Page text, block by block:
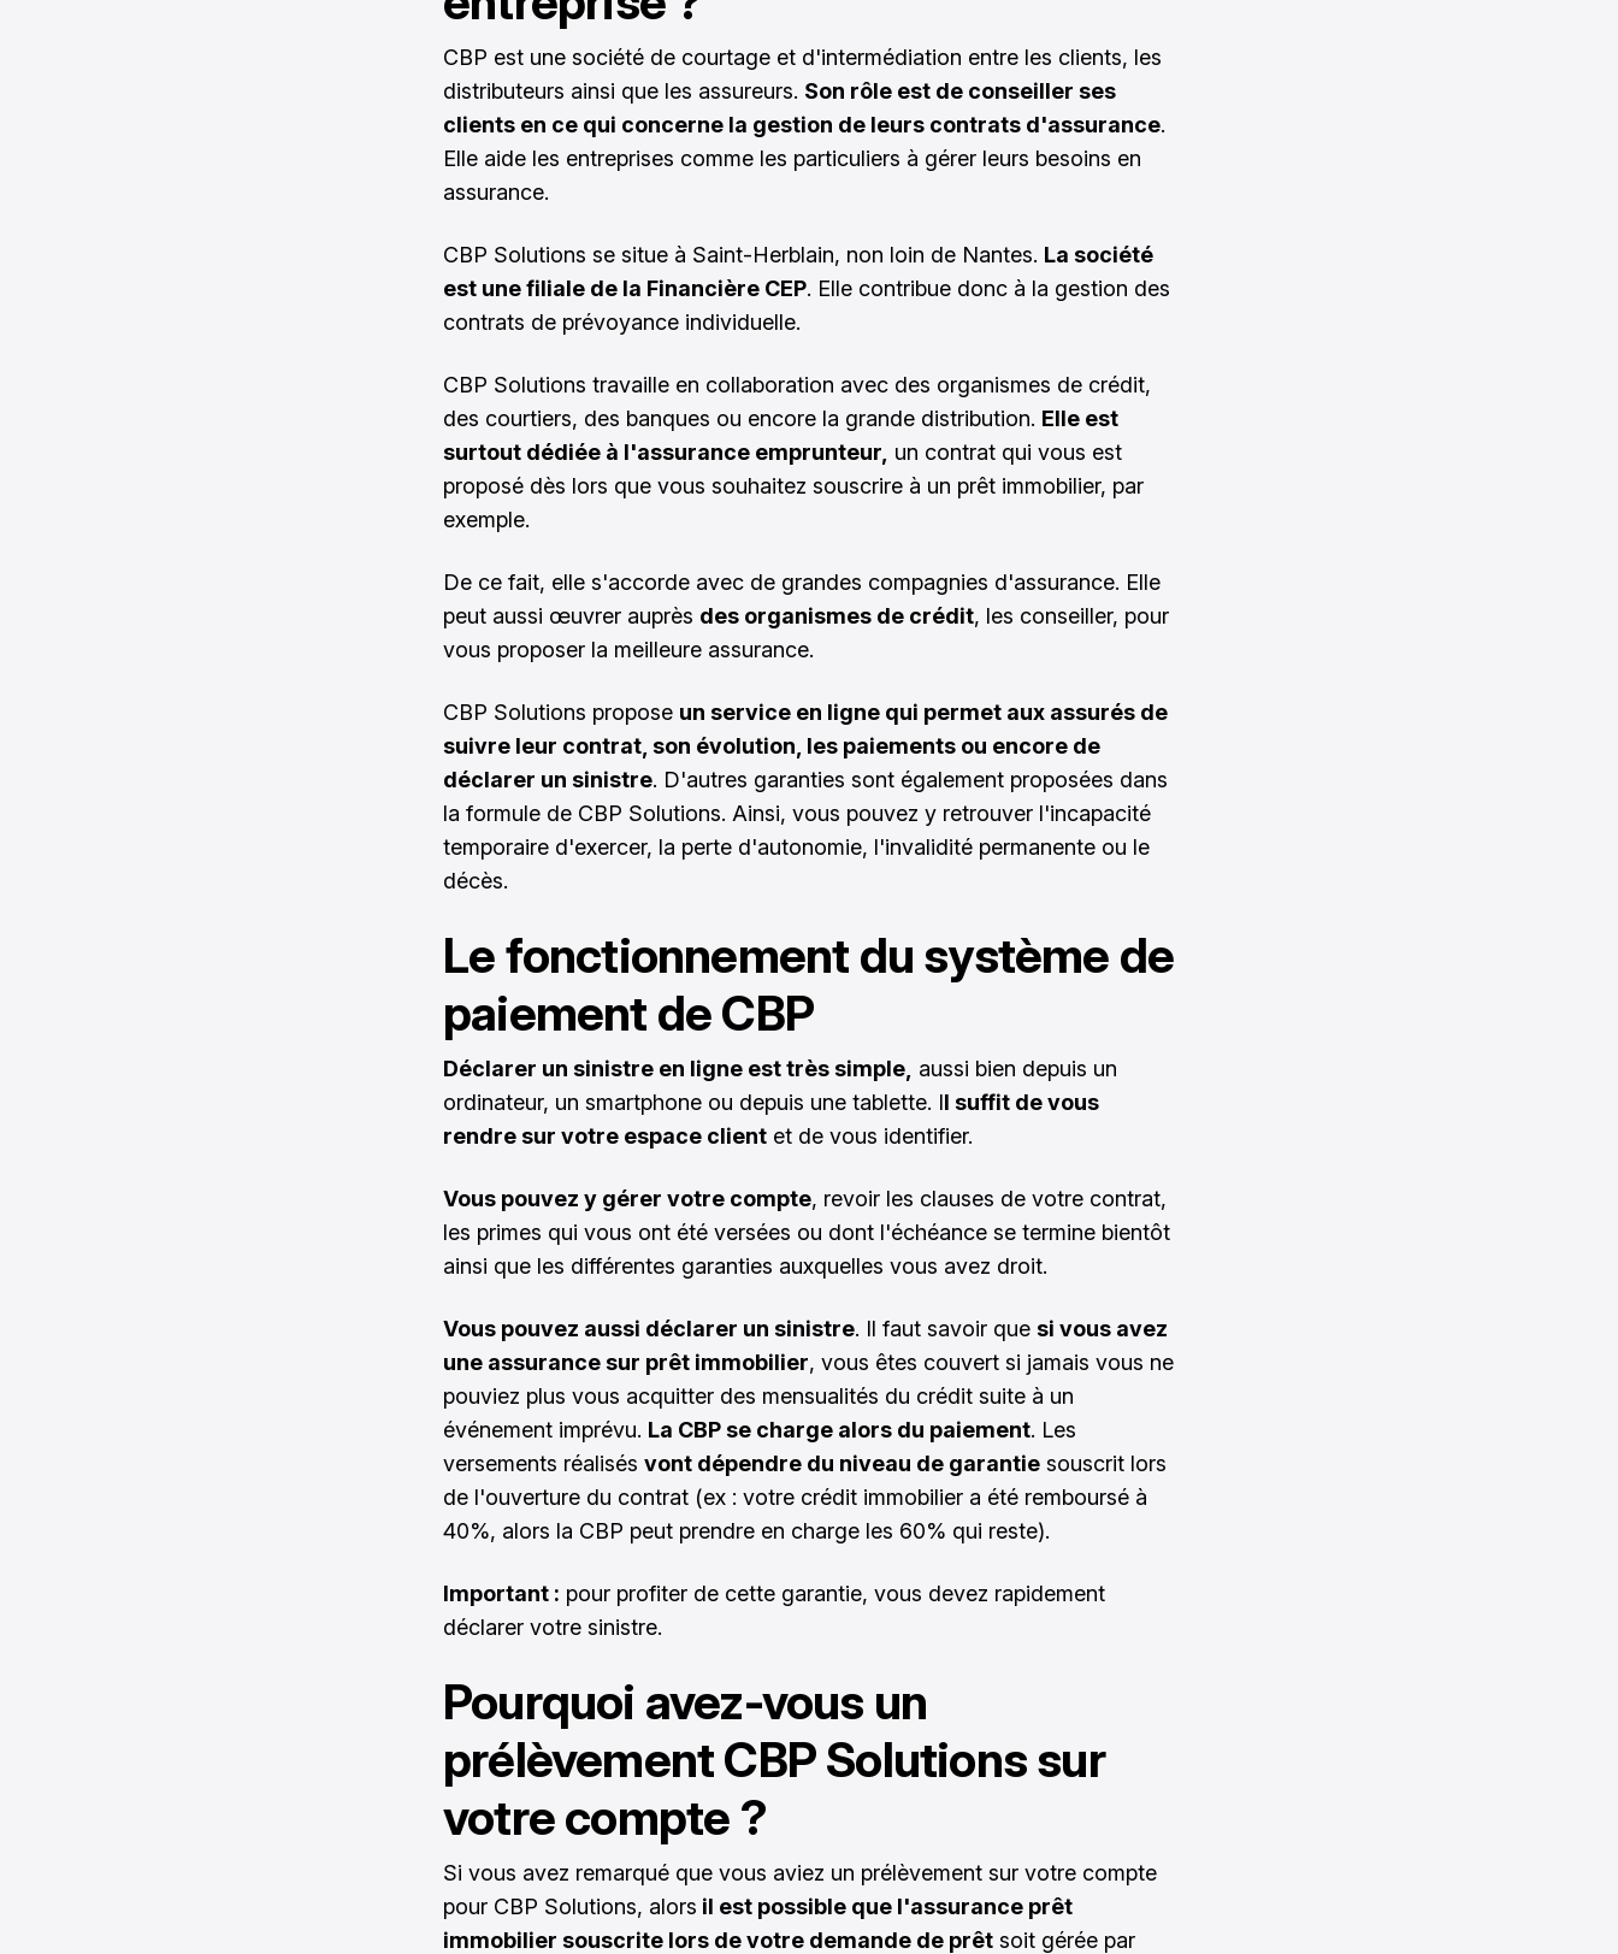
CBP est une société de courtage et d'intermédiation entre les clients, les
distributeurs ainsi que les assureurs. Son rôle est de conseiller ses
clients en ce qui concerne la gestion de leurs contrats d'assurance.
Elle aide les entreprises comme les particuliers à gérer leurs besoins en
assurance.
CBP Solutions se situe à Saint-Herblain, non loin de Nantes. La société
est une filiale de la Financière CEP. Elle contribue donc à la gestion des
contrats de prévoyance individuelle.
CBP Solutions travaille en collaboration avec des organismes de crédit,
des courtiers, des banques ou encore la grande distribution. Elle est
surtout dédiée à l'assurance emprunteur, un contrat qui vous est
proposé dès lors que vous souhaitez souscrire à un prêt immobilier, par
exemple.
De ce fait, elle s'accorde avec de grandes compagnies d'assurance. Elle
peut aussi œuvrer auprès des organismes de crédit, les conseiller, pour
vous proposer la meilleure assurance.
CBP Solutions propose un service en ligne qui permet aux assurés de
suivre leur contrat, son évolution, les paiements ou encore de
déclarer un sinistre. D'autres garanties sont également proposées dans
la formule de CBP Solutions. Ainsi, vous pouvez y retrouver l'incapacité
temporaire d'exercer, la perte d'autonomie, l'invalidité permanente ou le
décès.
Le fonctionnement du système de
paiement de CBP
Déclarer un sinistre en ligne est très simple, aussi bien depuis un
ordinateur, un smartphone ou depuis une tablette. Il suffit de vous
rendre sur votre espace client et de vous identifier.
Vous pouvez y gérer votre compte, revoir les clauses de votre contrat,
les primes qui vous ont été versées ou dont l'échéance se termine bientôt
ainsi que les différentes garanties auxquelles vous avez droit.
Vous pouvez aussi déclarer un sinistre. Il faut savoir que si vous avez
une assurance sur prêt immobilier, vous êtes couvert si jamais vous ne
pouviez plus vous acquitter des mensualités du crédit suite à un
événement imprévu. La CBP se charge alors du paiement. Les
versements réalisés vont dépendre du niveau de garantie souscrit lors
de l'ouverture du contrat (ex : votre crédit immobilier a été remboursé à
40%, alors la CBP peut prendre en charge les 60% qui reste).
Important : pour profiter de cette garantie, vous devez rapidement
déclarer votre sinistre.
Pourquoi avez-vous un
prélèvement CBP Solutions sur
votre compte ?
Si vous avez remarqué que vous aviez un prélèvement sur votre compte
pour CBP Solutions, alors il est possible que l'assurance prêt
immobilier souscrite lors de votre demande de prêt soit gérée par